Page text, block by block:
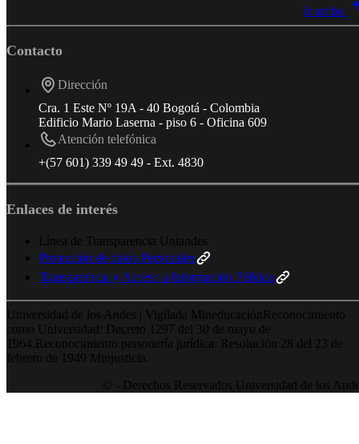
Ir arriba
Contacto
Dirección
Cra. 1 Este Nº 19A - 40 Bogotá - Colombia
Edificio Mario Laserna - piso 6 - Oficina 609
Atención telefónica
+(57 601) 339 49 49 - Ext. 4830
Enlaces de interés
Línea de Transparencia Uniandes
Protección de datos Personales
Transparencia y Acceso a Información Pública
Universidad de los Andes | Vigilada MineducaciónReconocimiento
como Universidad: Decreto 1297 del 30 de mayo de
1964.Reconocimiento personería jurídica: Resolución 28 del 23 de
febrero de 1949 Minjusticia.
© - Derechos Reservados Universidad de los